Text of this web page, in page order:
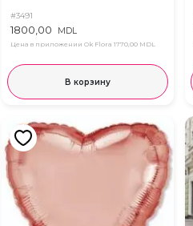
#3491
1800,00 MDL
Цена в приложении Ok Flora 1770,00 MDL
В корзину